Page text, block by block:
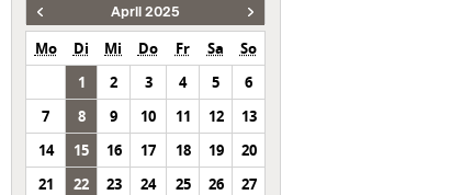
April 2025
Mo Di Mi Do Fr Sa
So
1
2 3 4 5
6
7
8 9 10 11 12
13
14
15 16 17 18 19
20
21
22 23 24 25 26
27